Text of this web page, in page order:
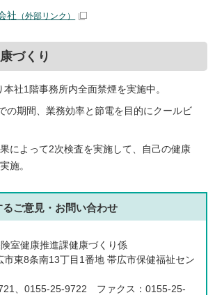
社 （外部リンク）
づくり
社1階事務所内全面禁煙を実施中。
の期間、業務効率と節電を目的にクールビ
によって2次検査を実施して、自己の健康
施。
るご意見・お問い合わせ
室健康推進課健康づくり係
東8条南13丁目1番地 帯広市保健福祉セン
、0155-25-9722 ファクス：0155-25-